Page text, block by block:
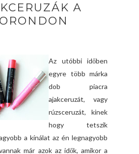
A
Az utóbbi időben
egyre több márka
dob piacra
ajakceruzát, vagy
rúzsceruzát, kinek
hogy tetszik
a kínálat az én legnagyobb
már azok az idők, amikor a